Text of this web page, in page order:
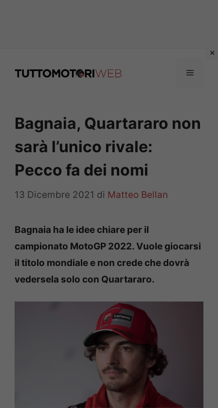
Menu
Bagnaia, Quartararo non
sarà l’unico rivale:
Pecco fa dei nomi
13 Dicembre 2021 di Matteo Bellan
Bagnaia ha le idee chiare per il
campionato MotoGP 2022. Vuole giocarsi
il titolo mondiale e non crede che dovrà
vedersela solo con Quartararo.